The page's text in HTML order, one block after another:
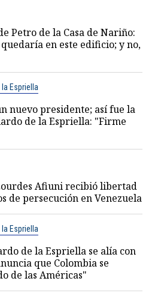
Petro de la Casa de Nariño:
en este edificio; y no,
Espriella
nuevo presidente; así fue la
de la Espriella: "Firme
Afiuni recibió libertad
de persecución en Venezuela
Espriella
de la Espriella se alía con
que Colombia se
de las Américas"